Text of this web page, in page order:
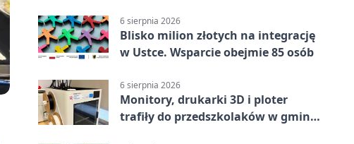
6 sierpnia 2026
Blisko milion złotych na integrację
w Ustce. Wsparcie obejmie 85 osób
6 sierpnia 2026
Monitory, drukarki 3D i ploter
trafiły do przedszkolaków w gminie